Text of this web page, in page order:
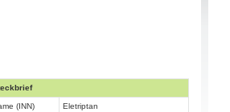
(INN) Eletriptan